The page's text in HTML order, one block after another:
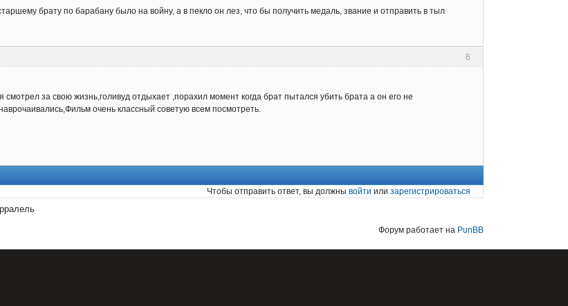
брату по барабану было на войну, а в пекло он лез, что бы получить медаль, звание и отправить в тыл
6
за свою жизнь,голивуд отдыхает ,порахил момент когда брат пытался убить брата а он его не
очень классный советую всем посмотреть.
Чтобы отправить ответ, вы должны войти или зарегистрироваться
Форум работает на PunBB